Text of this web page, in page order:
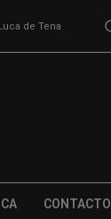
de Tena
CONTACTO